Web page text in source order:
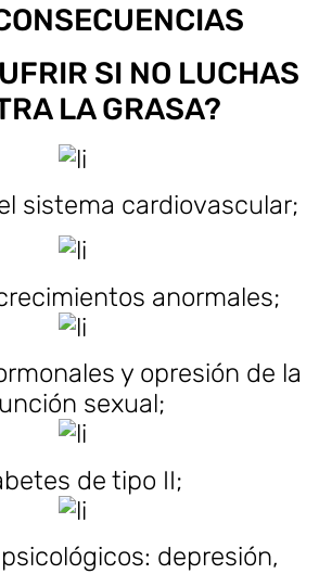
SI NO LUCHAS
LA GRASA?
sistema cardiovascular;
anormales;
y opresión de la
sexual;
de tipo II;
depresión,